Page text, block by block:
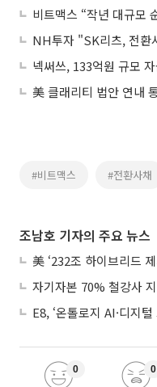
#비트맥스 #전환사채
조남호 기자의 주요 뉴스
0 0